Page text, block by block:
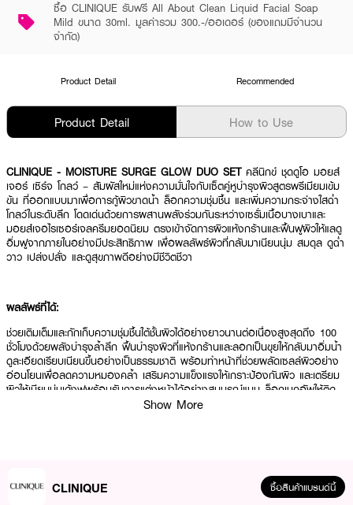
ซื้อ CLINIQUE รับฟรี All About Clean Liquid Facial Soap
Mild ขนาด 30ml. มูลค่ารวม 300.-/ออเดอร์ (ของแถมมีจำนวน
จำกัด)
Product Detail Recommended
Product Detail How to Use
CLINIQUE - MOISTURE SURGE GLOW DUO SET คลีนิกข์ ชุดดูโอ มอยส์
เจอร์ เซิร์จ โกลว์ – สัมผัสใหม่แห่งความมั่นใจกับเซ็ตคู่หูบำรุงผิวสูตรพรีเมียมเข้ม
ข้น ที่ออกแบบมาเพื่อการกู้ผิวขาดน้ำ ล็อกความชุ่มชื้น และเพิ่มความกระจ่างใสฉ่ำ
โกลว์ในระดับลึก โดดเด่นด้วยการผสานพลังร่วมกันระหว่างเซรั่มเนื้อบางเบาและ
มอยส์เจอไรเซอร์เจลครีมยอดนิยม ตรงเข้าจัดการผิวแห้งกร้านและฟื้นฟูผิวให้แลดู
อิ่มฟูจากภายในอย่างมีประสิทธิภาพ เพื่อผลลัพธ์ผิวที่กลับมาเนียนนุ่ม สมดุล ดูฉ่ำ
วาว เปล่งปลั่ง และดูสุขภาพดีอย่างมีชีวิตชีวา
ผลลัพธ์ที่ได้:
ช่วยเติมเต็มและกักเก็บความชุ่มชื้นใต้ชั้นผิวได้อย่างยาวนานต่อเนื่องสูงสุดถึง 100
ชั่วโมงด้วยพลังบำรุงล้ำลึก ฟื้นบำรุงผิวที่แห้งกร้านและลอกเป็นขุยให้กลับมาอิ่มน้ำ
ดูละเอียดเรียบเนียนขึ้นอย่างเป็นธรรมชาติ พร้อมทำหน้าที่ช่วยผลัดเซลล์ผิวอย่าง
อ่อนโยนเพื่อลดความหมองคล้ำ เสริมความแข็งแรงให้เกราะป้องกันผิว และเตรียม
ผิวให้เนียนนุ่มเด้งฟูพร้อมรับการแต่งหน้าได้อย่างสมบูรณ์แบบ ล็อกเมคอัพให้ติด
ทนนานและเพิ่มความฉ่ำวาวเปล่งประกายออร่าตลอดวันตั้งแต่ครั้งแรกที่ใช้
● Moisture Surge Active Glow Serum เซรั่มสูตรเข้มข้นที่ผสาน HA, วิตามินซี
(Magnesium Ascorbyl Phosphate) และ AHA (Lactic Acid) ช่วยเติมความชุ่ม
Show More
CLINIQUE ซื้อสินค้าแบรนด์นี้